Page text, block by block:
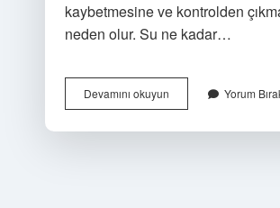
kaybetmesine ve kontrolden
neden olur. Su ne kadar…
Devamını okuyunSuda
Kızaklama
Yorum